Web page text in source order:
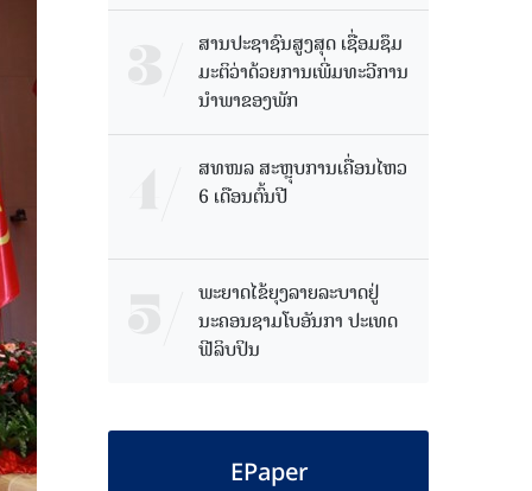
ສານປະຊາຊົນສູງສຸດ ເຊື່ອມຊຶມ
ມະຕິວ່າດ້ວຍການເພີ່ມທະວີການ
ນຳພາຂອງພັກ
ສທໜລ ສະຫຼຸບການເຄື່ອນໄຫວ
6 ເດືອນຕົ້ນປີ
ພະຍາດໄຂ້ຍຸງລາຍລະບາດຢູ່
ນະຄອນຊາມໂບ​ອັນກາ ປະເທດ
ຟີລິບປິນ
EPaper